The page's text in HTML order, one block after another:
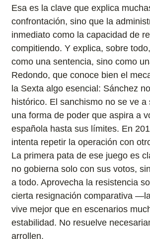
Esa es la clave que explica
confrontación, sino que la
inmediato como la capacidad de
compitiendo. Y explica, sobre
como una sentencia, sino como
Redondo, que conoce bien el
la Sexta algo esencial: Sánchez
histórico. El sanchismo no se ve
una forma de poder que aspira a
española hasta sus límites. En
intenta repetir la operación con
La primera pata de ese juego es
no gobierna solo con sus votos,
a todo. Aprovecha la resistencia
cierta resignación comparativa
vive mejor que en escenarios
estabilidad. No resuelve
arrollen.